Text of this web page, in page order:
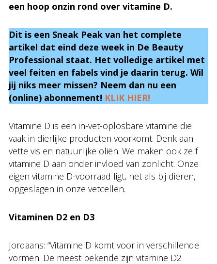
een hoop onzin rond over vitamine D.
Dit is een Sneak Peak van het complete
artikel dat eind deze week in De Beauty
Professional staat. Het volledige artikel met
veel feiten en fabels vind je daarin terug. Wil
jij niks meer missen? Neem dan nu een
(online) abonnement! KLIK HIER!
Vitamine D is een in-vet-oplosbare vitamine die
vaak in dierlijke producten voorkomt. Denk aan
vette vis en natuurlijke oliën. We maken ook zelf
vitamine D aan onder invloed van zonlicht. Onze
eigen vitamine D-voorraad ligt, net als bij dieren,
opgeslagen in onze vetcellen.
Vitaminen D2 en D3
Jordaans: “Vitamine D komt voor in verschillende
vormen. De meest bekende zijn vitamine D2